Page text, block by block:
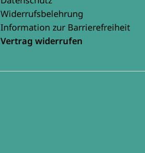
Widerrufsbelehrung
Information zur Barrierefreiheit
Vertrag widerrufen